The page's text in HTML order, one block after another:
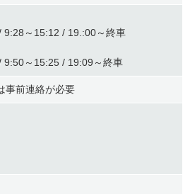
9:28～15:12 / 19.:00～終車
9:50～15:25 / 19:09～終車
事前連絡が必要